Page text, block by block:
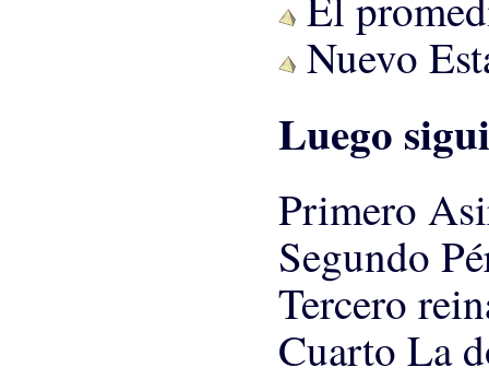
Nuevo
Luego
Primero
Segundo
Tercero
Cuarto La